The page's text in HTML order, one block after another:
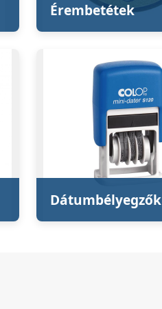
Érembetétek
Dátumbélyegzők